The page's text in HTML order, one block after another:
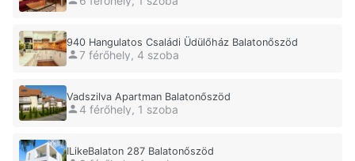
940 Hangulatos Családi Üdülőház Balatonőszöd
7 férőhely, 4 szoba
Vadszilva Apartman Balatonőszöd
4 férőhely, 1 szoba
ILikeBalaton 287 Balatonőszöd